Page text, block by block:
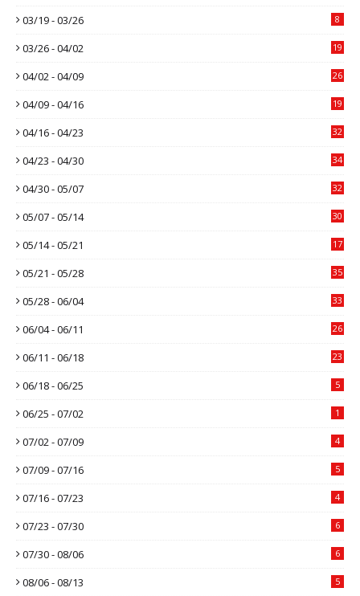
03/19 - 03/26 8
03/26 - 04/02 19
04/02 - 04/09 26
04/09 - 04/16 19
04/16 - 04/23 32
04/23 - 04/30 34
04/30 - 05/07 32
05/07 - 05/14 30
05/14 - 05/21 17
05/21 - 05/28 35
05/28 - 06/04 33
06/04 - 06/11 26
06/11 - 06/18 23
06/18 - 06/25 5
06/25 - 07/02 1
07/02 - 07/09 4
07/09 - 07/16 5
07/16 - 07/23 4
07/23 - 07/30 6
07/30 - 08/06 6
08/06 - 08/13 5